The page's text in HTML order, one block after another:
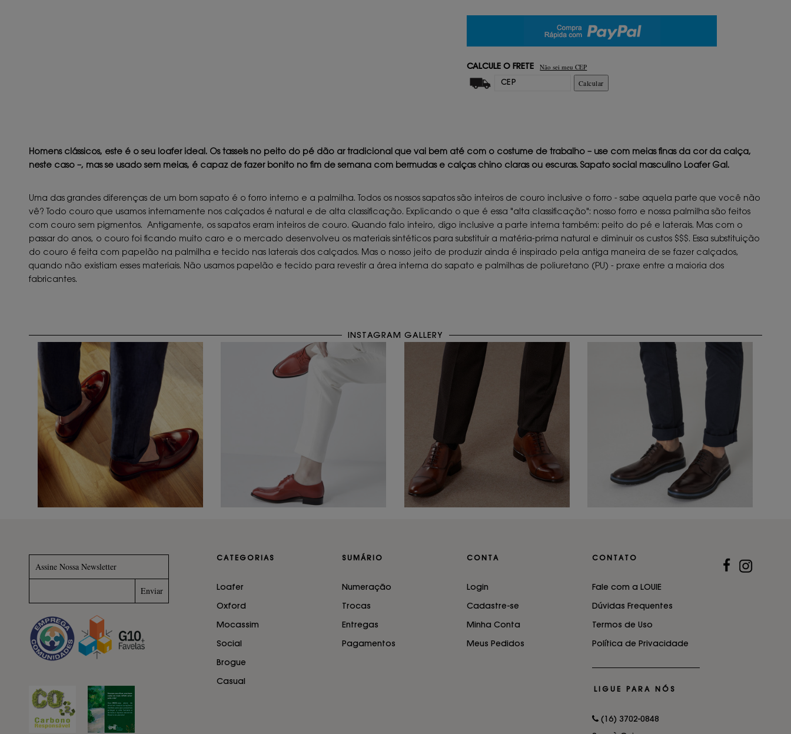
CALCULE O FRETE Não sei meu CEP
Calcular
Homens clássicos, este é o seu loafer ideal. Os tassels no peito do pé dão ar tradicional que vai bem até com o costume de trabalho – use com meias finas da cor da calça,
neste caso –, mas se usado sem meias, é capaz de fazer bonito no fim de semana com bermudas e calças chino claras ou escuras. Sapato social masculino Loafer Gal.
Uma das grandes diferenças de um bom sapato é o forro interno e a palmilha. Todos os nossos sapatos são inteiros de couro inclusive o forro - sabe aquela parte que você não
vê? Todo couro que usamos internamente nos calçados é natural e de alta classificação. Explicando o que é essa "alta classificação": nosso forro e nossa palmilha são feitos
com couro sem pigmentos. Antigamente, os sapatos eram inteiros de couro. Quando falo inteiro, digo inclusive a parte interna também: peito do pé e laterais. Mas com o
passar do anos, o couro foi ficando muito caro e o mercado desenvolveu os materiais sintéticos para substituir a matéria-prima natural e diminuir os custos $$$. Essa substituição
do couro é feita com papelão na palmilha e tecido nas laterais dos calçados. Mas o nosso jeito de produzir ainda é inspirado pela antiga maneira de se fazer calçados,
quando não existiam esses materiais. Não usamos papelão e tecido para revestir a área interna do sapato e palmilhas de poliuretano (PU) - praxe entre a maioria dos
fabricantes.
INSTAGRAM GALLERY
Assine Nossa Newsletter
CATEGORIAS
Loafer
Oxford
Mocassim
Social
Brogue
Casual
SUMÁRIO
Numeração
Trocas
Entregas
Pagamentos
CONTA
Login
Cadastre-se
Minha Conta
Meus Pedidos
CONTATO
Fale com a LOUIE
Dúvidas Frequentes
Termos de Uso
Política de Privacidade
LIGUE PARA NÓS
(16) 3702-0848